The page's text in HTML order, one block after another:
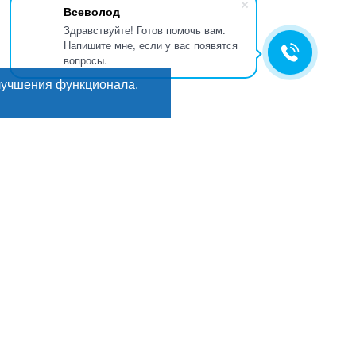
Всеволод
Здравствуйте! Готов помочь вам.
Напишите мне, если у вас появятся
вопросы.
функционала.